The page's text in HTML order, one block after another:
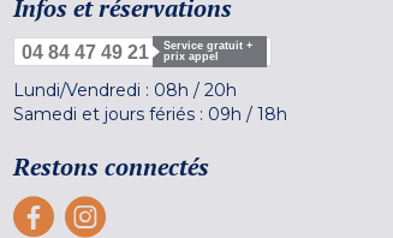
Infos et réservations
04 84 47 49 21
Service gratuit +
prix appel
Lundi/Vendredi : 08h / 20h
Samedi et jours fériés : 09h / 18h
Restons connectés